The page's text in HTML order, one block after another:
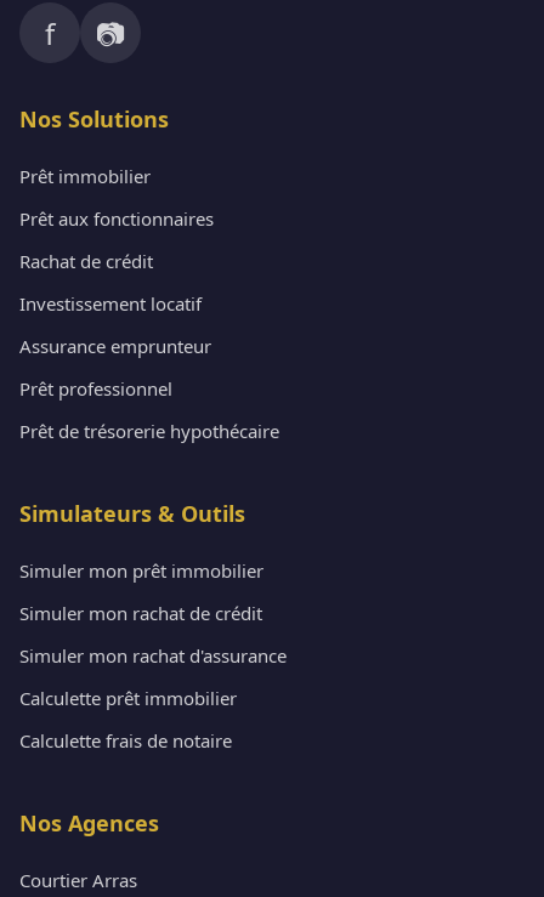
f 📷
Nos Solutions
Prêt immobilier
Prêt aux fonctionnaires
Rachat de crédit
Investissement locatif
Assurance emprunteur
Prêt professionnel
Prêt de trésorerie hypothécaire
Simulateurs & Outils
Simuler mon prêt immobilier
Simuler mon rachat de crédit
Simuler mon rachat d'assurance
Calculette prêt immobilier
Calculette frais de notaire
Nos Agences
Courtier Arras